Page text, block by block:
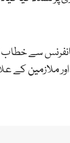
سے خطاب
ملازمین کے